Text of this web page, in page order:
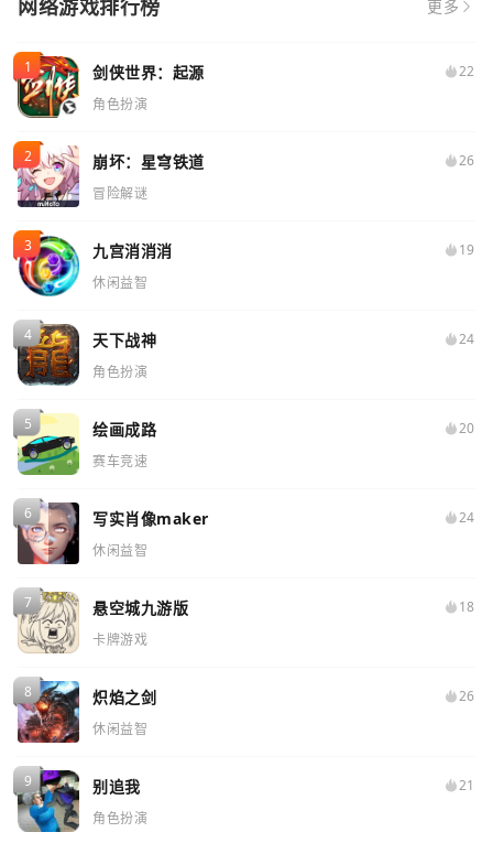
网络游戏排行榜 更多
剑侠世界：起源
22
角色扮演
崩坏：星穹铁道
26
冒险解谜
九宫消消消
19
休闲益智
天下战神
24
角色扮演
绘画成路
20
赛车竞速
写实肖像maker
24
休闲益智
悬空城九游版
18
卡牌游戏
炽焰之剑
26
休闲益智
别追我
21
角色扮演